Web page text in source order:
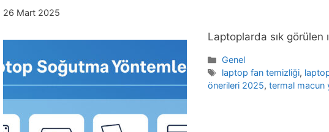
26 Mart 2025
Laptoplarda sık görülen
Kategoriler
Genel
Etiketler
laptop fan temizliği,
önerileri 2025, termal macun